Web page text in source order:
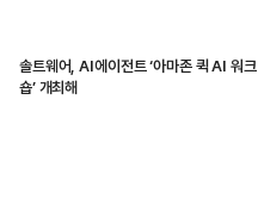
솔트웨어, AI에이전트 ‘아마존 퀵 AI 워크
숍’ 개최해